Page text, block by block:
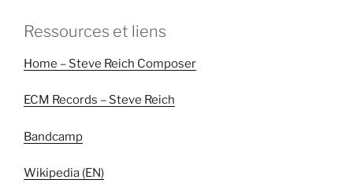
Ressources et liens
Home – Steve Reich Composer
ECM Records – Steve Reich
Bandcamp
Wikipedia (EN)